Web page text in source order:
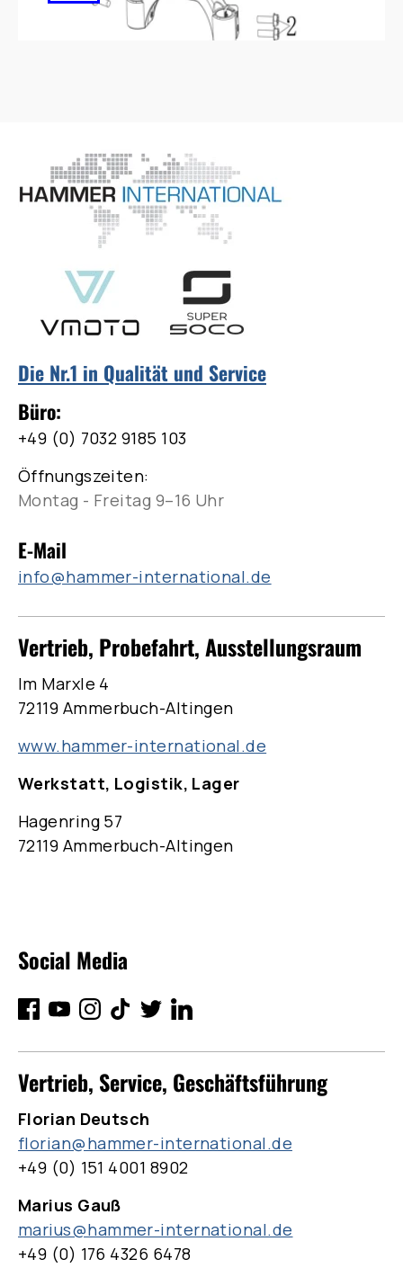
Die Nr.1 in Qualität und Service
Büro:
+49 (0) 7032 9185 103
Öffnungszeiten:
Montag - Freitag 9–16 Uhr
E-Mail
info@hammer-international.de
Vertrieb, Probefahrt, Ausstellungsraum
Im Marxle 4
72119 Ammerbuch-Altingen
www.hammer-international.de
Werkstatt, Logistik, Lager
Hagenring 57
72119 Ammerbuch-Altingen
Social Media
Vertrieb, Service, Geschäftsführung
Florian Deutsch
florian@hammer-international.de
+49 (0) 151 4001 8902
Marius Gauß
marius@hammer-international.de
+49 (0) 176 4326 6478